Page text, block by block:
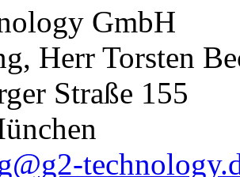
GmbH
Herr Torsten
Straße 155